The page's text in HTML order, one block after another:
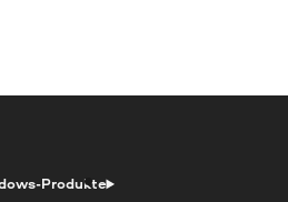
Produkte